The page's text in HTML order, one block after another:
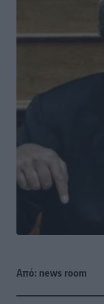
Από: news room